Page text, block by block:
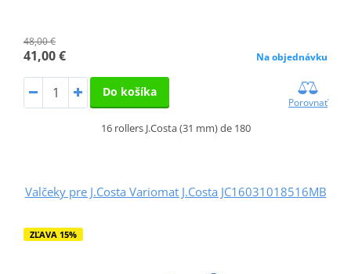
48,00 €
41,00 € Na objednávku
Do košíka
Porovnať
16 rollers J.Costa (31 mm) de 180
Valčeky pre J.Costa Variomat J.Costa JC16031018516MB
ZĽAVA 15%